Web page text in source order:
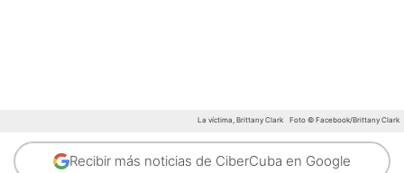
La víctima, Brittany Clark Foto © Facebook/Brittany Clark
Recibir más noticias de CiberCuba en Google